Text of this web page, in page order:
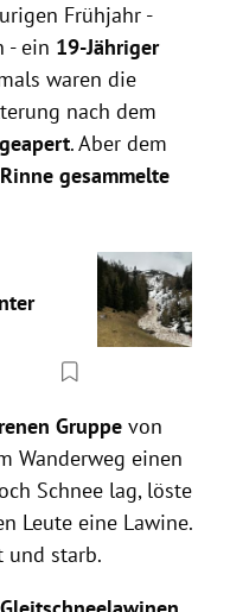
Frühjahr -
- ein 19-Jähriger
waren die
nach dem
. Aber dem
gesammelte
Gruppe von
Wanderweg einen
Schnee lag, löste
Leute eine Lawine.
und starb.